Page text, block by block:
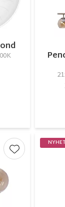
Lägg till i
NYHET